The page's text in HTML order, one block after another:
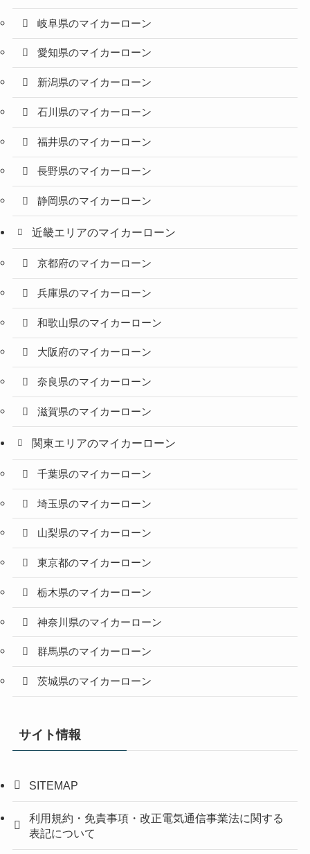
岐阜県のマイカーローン
愛知県のマイカーローン
新潟県のマイカーローン
石川県のマイカーローン
福井県のマイカーローン
長野県のマイカーローン
静岡県のマイカーローン
近畿エリアのマイカーローン
京都府のマイカーローン
兵庫県のマイカーローン
和歌山県のマイカーローン
大阪府のマイカーローン
奈良県のマイカーローン
滋賀県のマイカーローン
関東エリアのマイカーローン
千葉県のマイカーローン
埼玉県のマイカーローン
山梨県のマイカーローン
東京都のマイカーローン
栃木県のマイカーローン
神奈川県のマイカーローン
群馬県のマイカーローン
茨城県のマイカーローン
サイト情報
SITEMAP
利用規約・免責事項・改正電気通信事業法に関する
表記について